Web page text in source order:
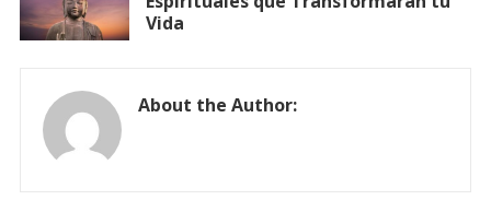
Vida
About the Author: